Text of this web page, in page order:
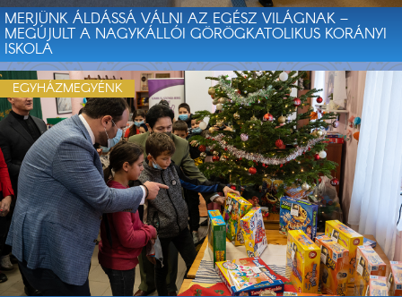
MERJÜNK ÁLDÁSSÁ VÁLNI AZ EGÉSZ VILÁGNAK –
MEGÚJULT A NAGYKÁLLÓI GÖRÖGKATOLIKUS KORÁNYI
ISKOLA
EGYHÁZMEGYÉNK